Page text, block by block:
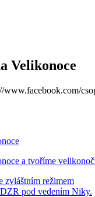
Velikonoce
www.facebook.com/
zvláštním režimem
pod vedením Niky.